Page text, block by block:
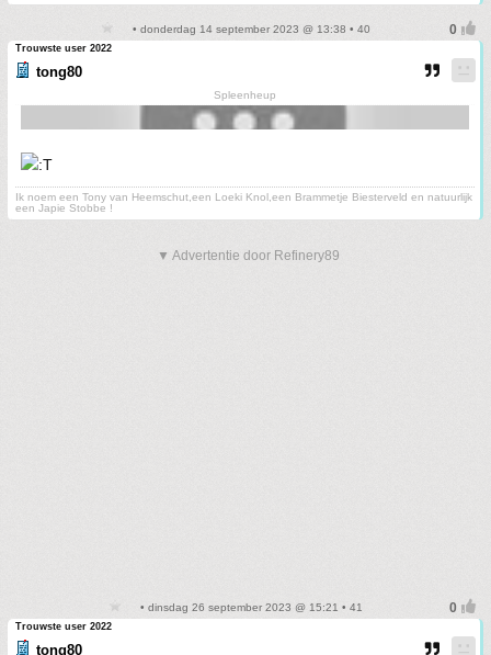
• donderdag 14 september 2023 @ 13:38 • 40
Trouwste user 2022
tong80
Spleenheup
Ik noem een Tony van Heemschut,een Loeki Knol,een Brammetje Biesterveld en natuurlijk
een Japie Stobbe !
▼ Advertentie door Refinery89
• dinsdag 26 september 2023 @ 15:21 • 41
Trouwste user 2022
tong80